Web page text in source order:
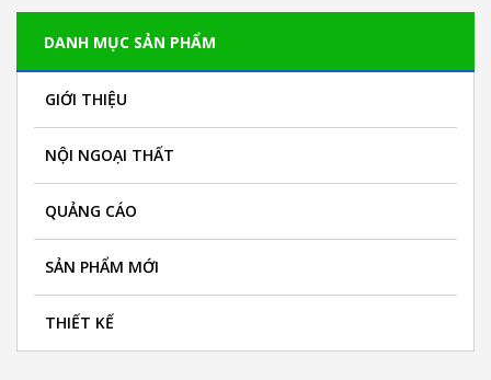
DANH MỤC SẢN PHẨM
GIỚI THIỆU
NỘI NGOẠI THẤT
QUẢNG CÁO
SẢN PHẨM MỚI
THIẾT KẾ